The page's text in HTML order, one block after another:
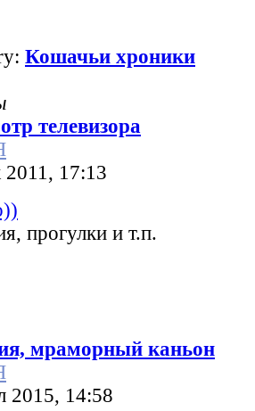
Кошачьи хроники
телевизора
2011, 17:13
прогулки и т.п.
мраморный каньон
2015, 14:58